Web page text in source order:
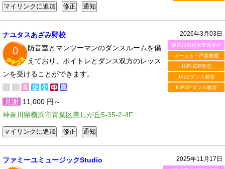
2026年3月03日
神奈川県横浜市青葉区
ボーカル・声楽教室
HIPHOP教室
JAZZダンス教室
K-POPダンス教室
ナユタスあざみ野校
0
防音室とマンツーマンのダンスルームを備
えており、ボイトレとダンス双方のレッス
ンを受けることができます。
月謝 11,000 円～
神奈川県横浜市青葉区美しが丘5-35-2-4F
2025年11月17日
ファミーユミュージックStudio